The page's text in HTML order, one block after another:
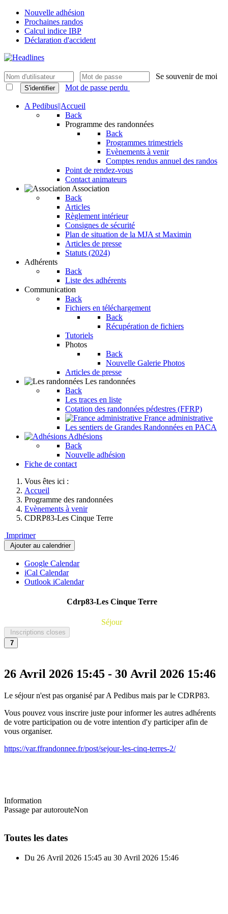
Nouvelle adhésion
Prochaines randos
Calcul indice IBP
Déclaration d'accident
Se souvenir de moi
S'identifier Mot de passe perdu
A Pedibus||Accueil
Back
Programme des randonnées
Back
Programmes trimestriels
Evènements à venir
Comptes rendus annuel des randos
Point de rendez-vous
Contact animateurs
Association
Back
Articles
Règlement intérieur
Consignes de sécurité
Plan de situation de la MJA st Maximin
Articles de presse
Statuts (2024)
Adhérents
Back
Liste des adhérents
Communication
Back
Fichiers en téléchargement
Back
Récupération de fichiers
Tutoriels
Photos
Back
Nouvelle Galerie Photos
Articles de presse
Les randonnées
Back
Les traces en liste
Cotation des randonnées pédestres (FFRP)
France administrative
Les sentiers de Grandes Randonnées en PACA
Adhésions
Back
Nouvelle adhésion
Fiche de contact
Vous êtes ici :
Accueil
Programme des randonnées
Evènements à venir
CDRP83-Les Cinque Terre
Imprimer
Ajouter au calendrier
Google Calendar
iCal Calendar
Outlook iCalendar
Cdrp83-Les Cinque Terre
Séjour
Inscriptions closes
7
26 Avril 2026 15:45 - 30 Avril 2026 15:46
Le séjour n'est pas organisé par A Pedibus mais par le CDRP83.
Vous pouvez vous inscrire juste pour informer les autres adhérents
de votre participation ou de votre intention d'y participer afin de
vous organiser.
https://var.ffrandonnee.fr/post/sejour-les-cinq-terres-2/
Information
Passage par autorouteNon
Toutes les dates
Du 26 Avril 2026 15:45 au 30 Avril 2026 15:46